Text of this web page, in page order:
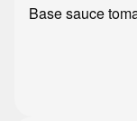
Base sauce